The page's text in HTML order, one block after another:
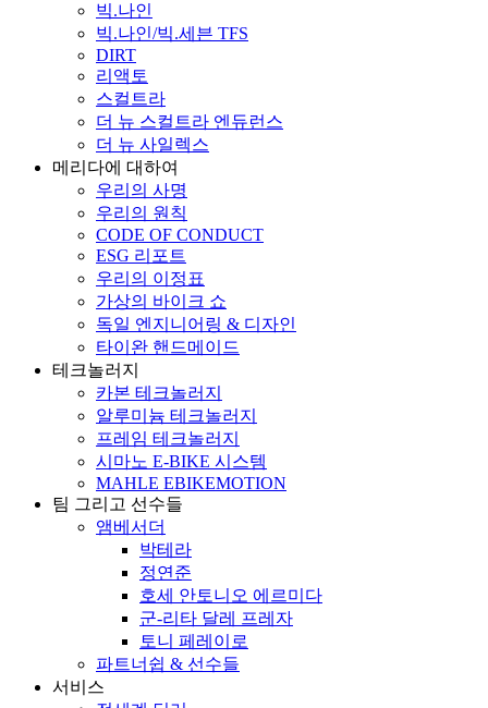
빅.나인
빅.나인/빅.세븐 TFS
DIRT
리액토
스컬트라
더 뉴 스컬트라 엔듀런스
더 뉴 사일렉스
메리다에 대하여
우리의 사명
우리의 원칙
CODE OF CONDUCT
ESG 리포트
우리의 이정표
가상의 바이크 쇼
독일 엔지니어링 & 디자인
타이완 핸드메이드
테크놀러지
카본 테크놀러지
알루미늄 테크놀러지
프레임 테크놀러지
시마노 E-BIKE 시스템
MAHLE EBIKEMOTION
팀 그리고 선수들
앰베서더
박테라
정연준
호세 안토니오 에르미다
군-리타 달레 프레자
토니 페레이로
파트너쉽 & 선수들
서비스